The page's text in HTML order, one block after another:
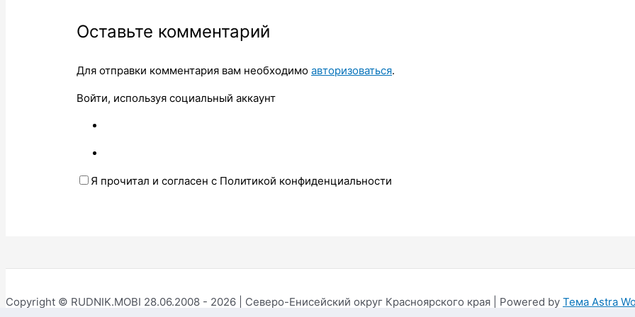
Оставьте комментарий
Для отправки комментария вам необходимоавторизоваться.
Войти, используя социальный аккаунт
Я прочитал и согласен с Политикой конфиденциальности
Copyright © RUDNIK.MOBI 28.06.2008 - 2026 | Северо-Енисейский округ Красноярского края | Powered by Тема Astra